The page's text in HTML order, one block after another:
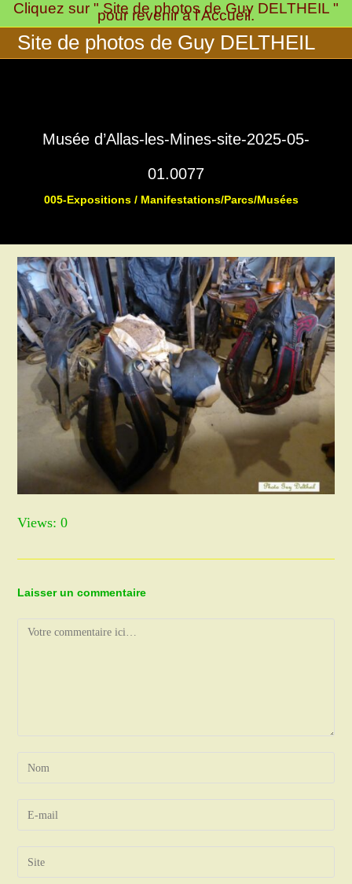
Skip
to
content
Cliquez sur " Site de photos de Guy DELTHEIL "
pour revenir à l'Accueil.
Site de photos de Guy DELTHEIL
Musée d’Allas-les-Mines-site-2025-05-
01.0077
005-Expositions / Manifestations/Parcs/Musées
Views: 0
Laisser un commentaire
Comment
Enter
Enter
address
Saisir